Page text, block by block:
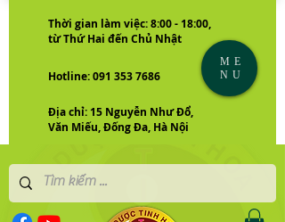
Thời gian làm việc: 8:00 - 18:00,
từ Thứ Hai đến Chủ Nhật
Hotline: 091 353 7686
Địa chỉ: 15 Nguyễn Như Đổ,
Văn Miếu, Đống Đa, Hà Nội
ME
NU